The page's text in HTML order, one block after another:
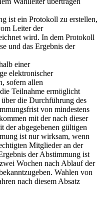
ist ein Protokoll zu erstellen,
Leiter der
wird. In dem Protokoll
und das Ergebnis der
einer
elektronischer
sofern allen
Teilnahme ermöglicht
die Durchführung des
von mindestens
mit der nach dieser
der abgegebenen gültigen
ist nur wirksam, wenn
Mitglieder an der
der Abstimmung ist
Wochen nach Ablauf der
Wahlen von
nach diesem Absatz